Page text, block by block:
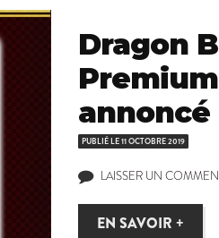
Dragon
annoncé
PUBLIÉ LE11 OCTOBRE 2019
LAISSER UN
EN SAVOIR +